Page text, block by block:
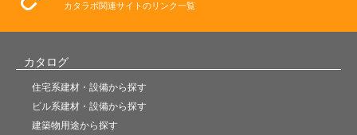
カタラボ関連サイトのリンク一覧
カタログ
住宅系建材・設備から探す
ビル系建材・設備から探す
建築物用途から探す